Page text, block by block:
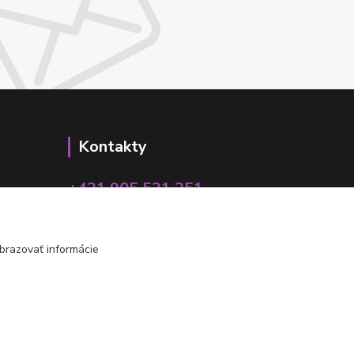
Kontakty
+421 905 531 251
informácie